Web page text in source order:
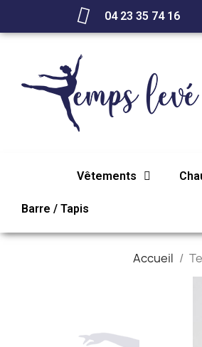
04 23 35 74 16
Vêtements
Barre / Tapis
Accueil